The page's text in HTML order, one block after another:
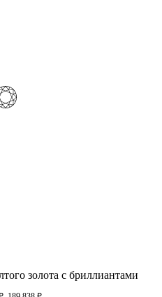
золота с бриллиантами